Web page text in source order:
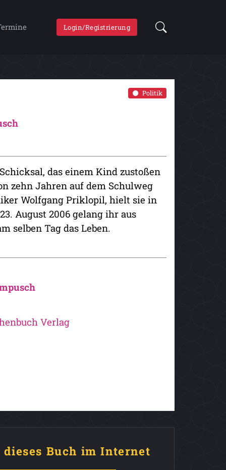
Login/Registrierung
Politik
das einem Kind zustoßen
zehn Jahren auf dem Schulweg
Wolfgang Priklopil, hielt sie in
August 2006 gelang ihr aus
selben Tag das Leben.
Verlag
dieses Buch im Internet